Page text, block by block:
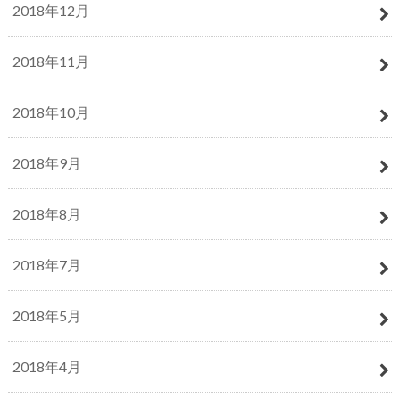
2018年12月
2018年11月
2018年10月
2018年9月
2018年8月
2018年7月
2018年5月
2018年4月